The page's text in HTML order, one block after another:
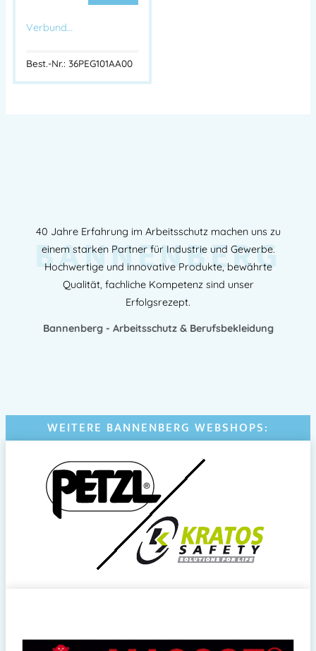
Verbund…
Best.-Nr.: 36PEG101AA00
40 Jahre Erfahrung im Arbeitsschutz machen uns zu
einem starken Partner für Industrie und Gewerbe.
Hochwertige und innovative Produkte, bewährte
Qualität, fachliche Kompetenz sind unser
Erfolgsrezept.
Bannenberg - Arbeitsschutz & Berufsbekleidung
BANNENBERG
WEITERE BANNENBERG WEBSHOPS: